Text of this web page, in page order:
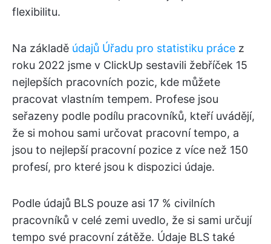
flexibilitu.
Na základě údajů Úřadu pro statistiku práce z
roku 2022 jsme v ClickUp sestavili žebříček 15
nejlepších pracovních pozic, kde můžete
pracovat vlastním tempem. Profese jsou
seřazeny podle podílu pracovníků, kteří uvádějí,
že si mohou sami určovat pracovní tempo, a
jsou to nejlepší pracovní pozice z více než 150
profesí, pro které jsou k dispozici údaje.
Podle údajů BLS pouze asi 17 % civilních
pracovníků v celé zemi uvedlo, že si sami určují
tempo své pracovní zátěže. Údaje BLS také